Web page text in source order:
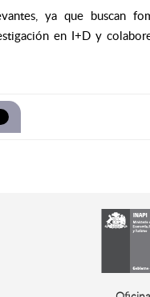
ya que buscan
en I+D y